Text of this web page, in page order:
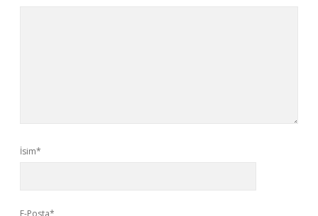
İsim*
E-Posta*